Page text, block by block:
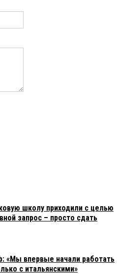
школу приходили с целью
запрос – просто сдать
«Мы впервые начали работать
с итальянскими»